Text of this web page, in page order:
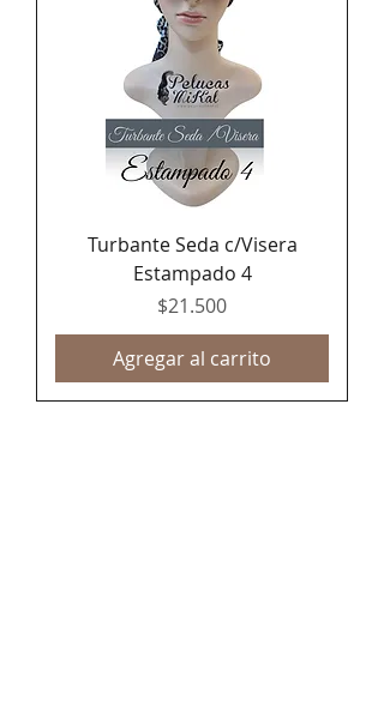
Turbante Seda c/Visera
Estampado 4
Precio
$21.500
Agregar al carrito